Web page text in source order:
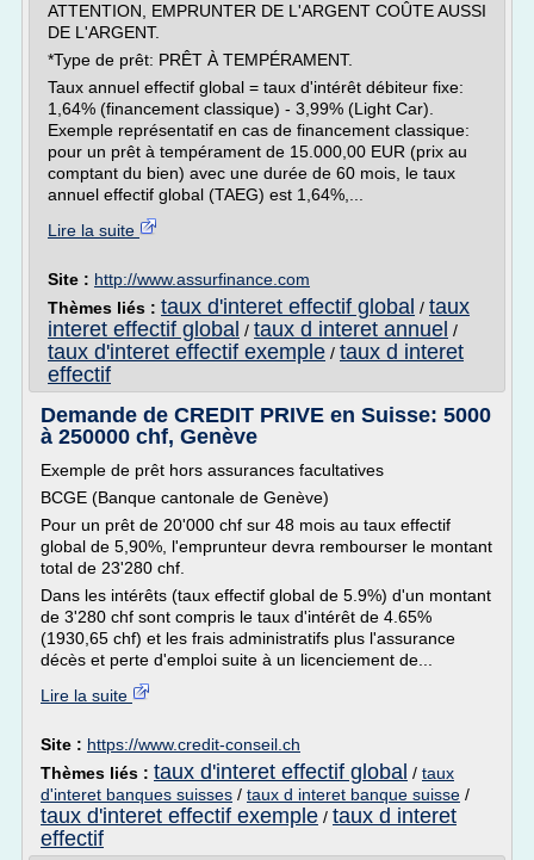
ATTENTION, EMPRUNTER DE L'ARGENT COÛTE AUSSI
DE L'ARGENT.
*Type de prêt: PRÊT À TEMPÉRAMENT.
Taux annuel effectif global = taux d'intérêt débiteur fixe:
1,64% (financement classique) - 3,99% (Light Car).
Exemple représentatif en cas de financement classique:
pour un prêt à tempérament de 15.000,00 EUR (prix au
comptant du bien) avec une durée de 60 mois, le taux
annuel effectif global (TAEG) est 1,64%,...
Lire la suite
Site : http://www.assurfinance.com
Thèmes liés : taux d'interet effectif global / taux
interet effectif global / taux d interet annuel /
taux d'interet effectif exemple / taux d interet
effectif
Demande de CREDIT PRIVE en Suisse: 5000
à 250000 chf, Genève
Exemple de prêt hors assurances facultatives
BCGE (Banque cantonale de Genève)
Pour un prêt de 20'000 chf sur 48 mois au taux effectif
global de 5,90%, l'emprunteur devra rembourser le montant
total de 23'280 chf.
Dans les intérêts (taux effectif global de 5.9%) d'un montant
de 3'280 chf sont compris le taux d'intérêt de 4.65%
(1930,65 chf) et les frais administratifs plus l'assurance
décès et perte d'emploi suite à un licenciement de...
Lire la suite
Site : https://www.credit-conseil.ch
Thèmes liés : taux d'interet effectif global / taux
d'interet banques suisses / taux d interet banque suisse /
taux d'interet effectif exemple / taux d interet
effectif